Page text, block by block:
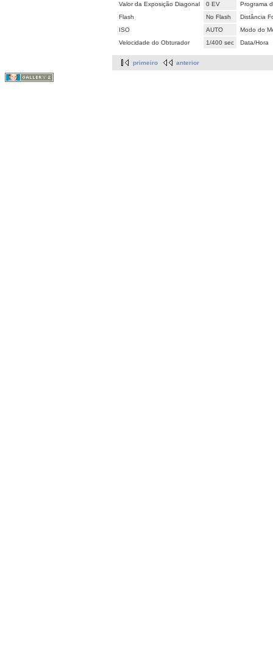
Valor da Exposição Diagonal
0 EV
Programa
Flash
No Flash
Distância
ISO
AUTO
Modo do
Velocidade do Obturador
1/400 sec Data/Hora
primeiro anterior